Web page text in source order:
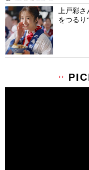
上戸彩さ
をつるり